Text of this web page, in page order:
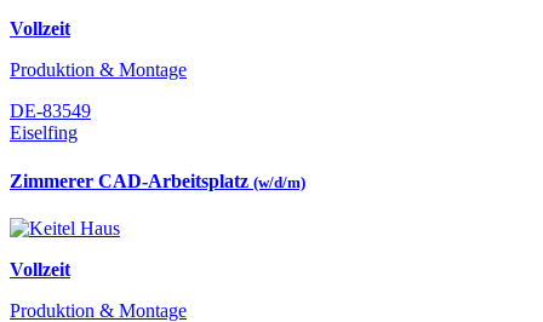
Vollzeit
Produktion & Montage
DE-83549
Eiselfing
Zimmerer CAD-Arbeitsplatz (w/d/m)
Vollzeit
Produktion & Montage